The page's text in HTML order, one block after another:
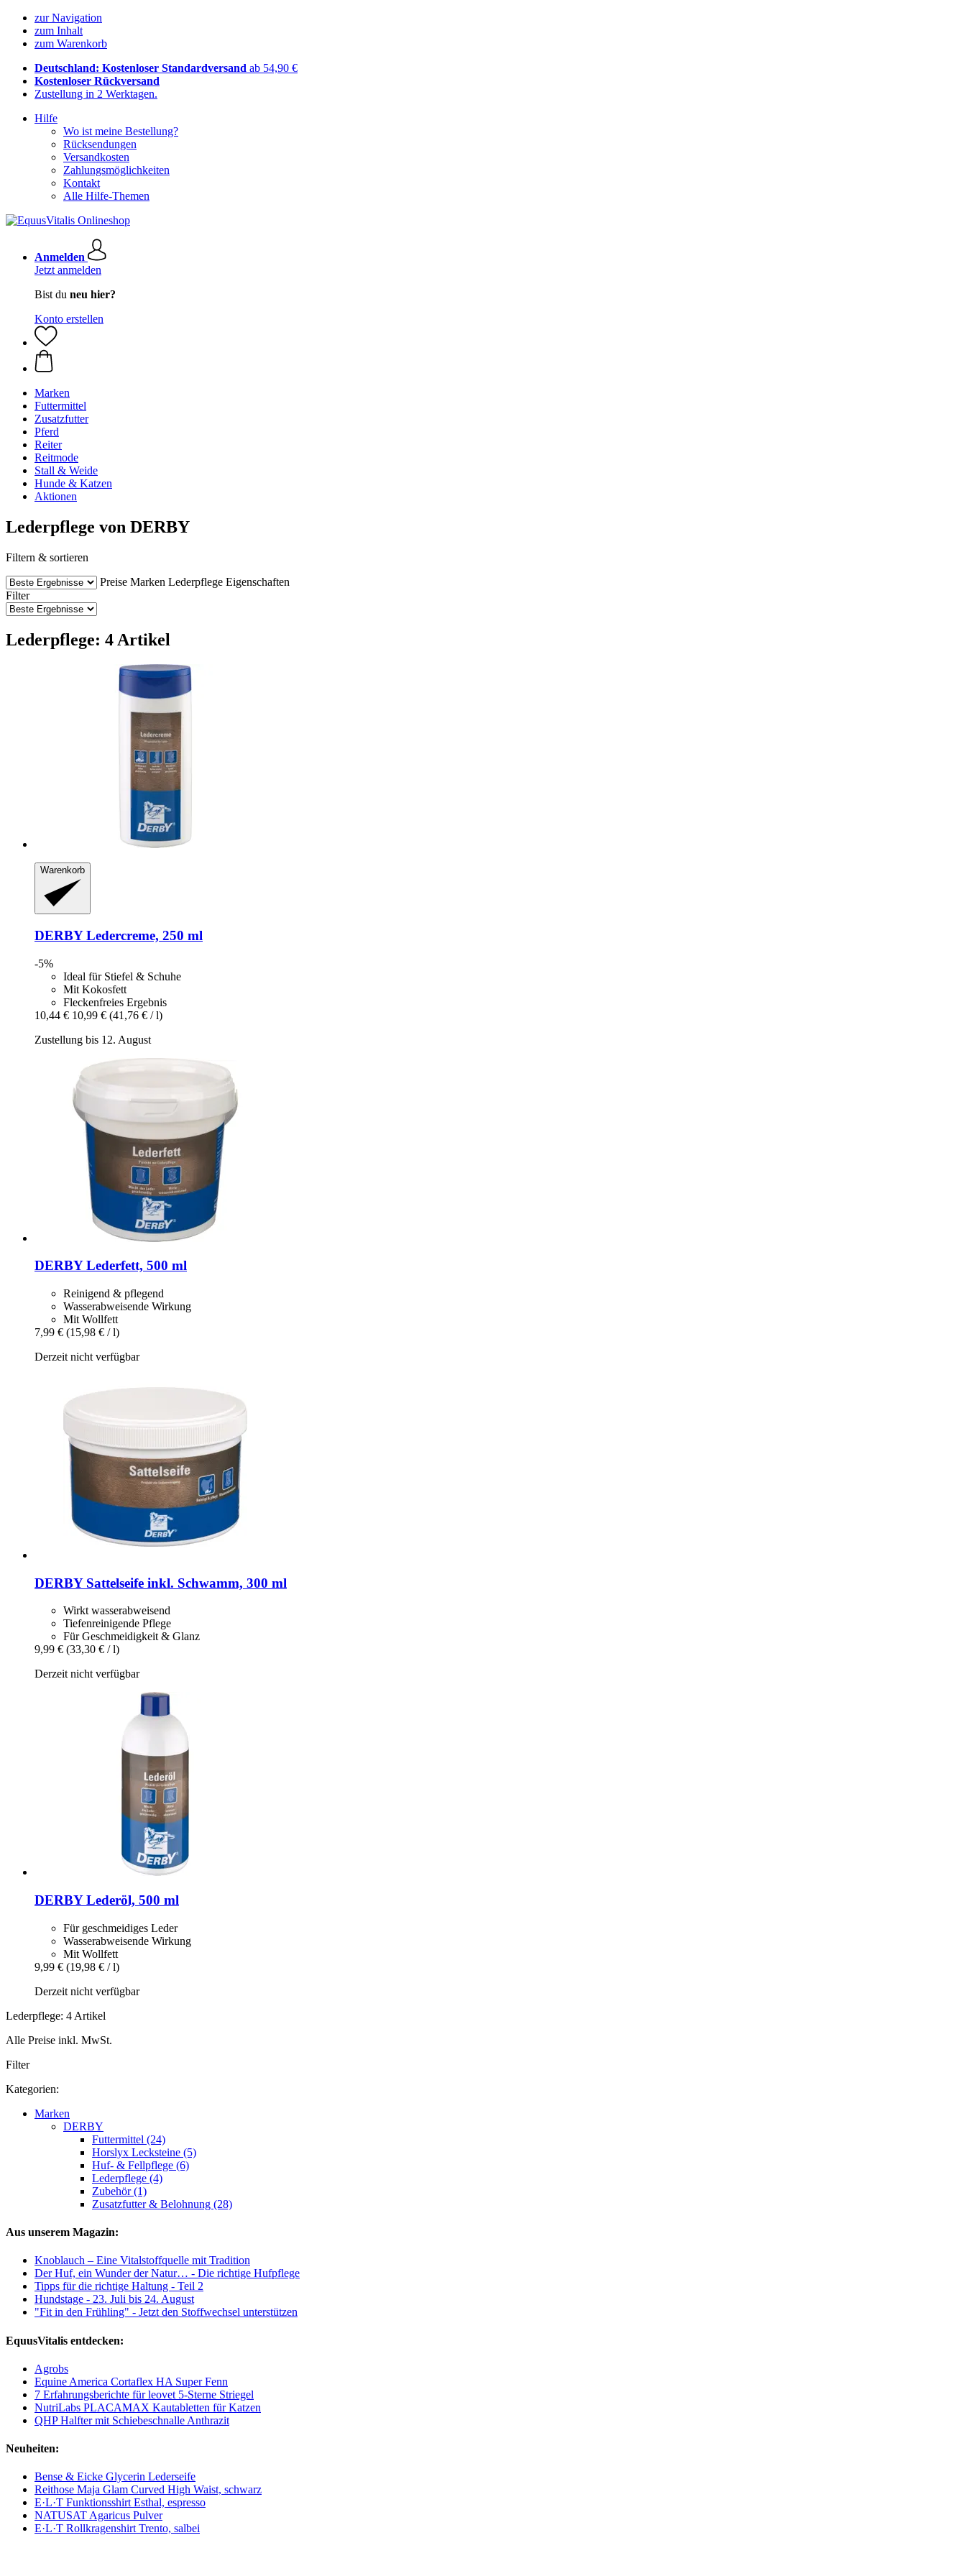
zur Navigation
zum Inhalt
zum Warenkorb
Deutschland: Kostenloser Standardversand ab 54,90 €
Kostenloser Rückversand
Zustellung in 2 Werktagen.
Hilfe
Wo ist meine Bestellung?
Rücksendungen
Versandkosten
Zahlungsmöglichkeiten
Kontakt
Alle Hilfe-Themen
Anmelden
Jetzt anmelden
Bist du neu hier?
Konto erstellen
Marken
Futtermittel
Zusatzfutter
Pferd
Reiter
Reitmode
Stall & Weide
Hunde & Katzen
Aktionen
Lederpflege von DERBY
Filtern & sortieren
Preise Marken Lederpflege Eigenschaften
Filter
Lederpflege: 4 Artikel
Warenkorb
DERBYLedercreme, 250 ml
-5%
Ideal für Stiefel & Schuhe
Mit Kokosfett
Fleckenfreies Ergebnis
10,44 € 10,99 € (41,76 € / l)
Zustellung bis 12. August
DERBYLederfett, 500 ml
Reinigend & pflegend
Wasserabweisende Wirkung
Mit Wollfett
7,99 € (15,98 € / l)
Derzeit nicht verfügbar
DERBYSattelseife inkl. Schwamm, 300 ml
Wirkt wasserabweisend
Tiefenreinigende Pflege
Für Geschmeidigkeit & Glanz
9,99 € (33,30 € / l)
Derzeit nicht verfügbar
DERBYLederöl, 500 ml
Für geschmeidiges Leder
Wasserabweisende Wirkung
Mit Wollfett
9,99 € (19,98 € / l)
Derzeit nicht verfügbar
Lederpflege: 4 Artikel
Alle Preise inkl. MwSt.
Filter
Kategorien:
Marken
DERBY
Futtermittel (24)
Horslyx Lecksteine (5)
Huf- & Fellpflege (6)
Lederpflege (4)
Zubehör (1)
Zusatzfutter & Belohnung (28)
Aus unserem Magazin:
Knoblauch – Eine Vitalstoffquelle mit Tradition
Der Huf, ein Wunder der Natur… - Die richtige Hufpflege
Tipps für die richtige Haltung - Teil 2
Hundstage - 23. Juli bis 24. August
"Fit in den Frühling" - Jetzt den Stoffwechsel unterstützen
EquusVitalis entdecken:
Agrobs
Equine America Cortaflex HA Super Fenn
7 Erfahrungsberichte für leovet 5-Sterne Striegel
NutriLabs PLACAMAX Kautabletten für Katzen
QHP Halfter mit Schiebeschnalle Anthrazit
Neuheiten:
Bense & Eicke Glycerin Lederseife
Reithose Maja Glam Curved High Waist, schwarz
E·L·T Funktionsshirt Esthal, espresso
NATUSAT Agaricus Pulver
E·L·T Rollkragenshirt Trento, salbei